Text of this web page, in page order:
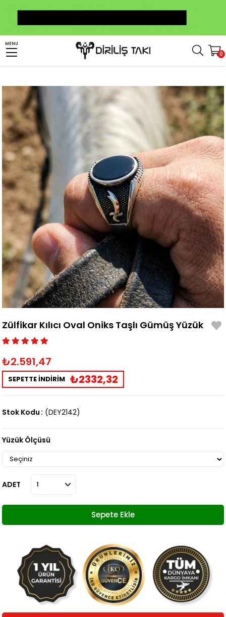
MENU
0
Erkek Gümüş Yüzük
Zülfikar Kılıcı Oval Oniks Taşlı Gümüş Yüzük
Zülfikar Kılıcı Oval Oniks Taşlı Gümüş Yüzük
₺2.591,47
SEPETTE İNDİRİM ₺2332,32
Stok Kodu (DEY2142)
Yüzük Ölçüsü
ADET